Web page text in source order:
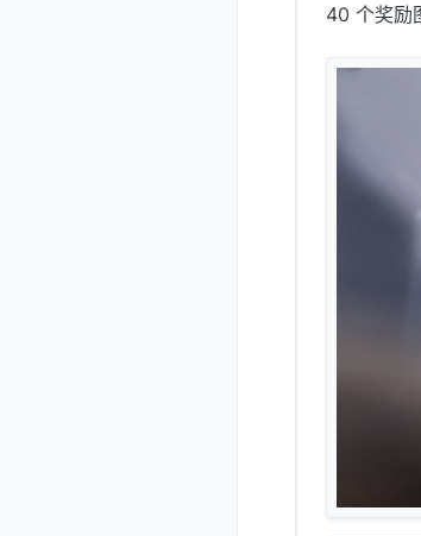
40 个奖励